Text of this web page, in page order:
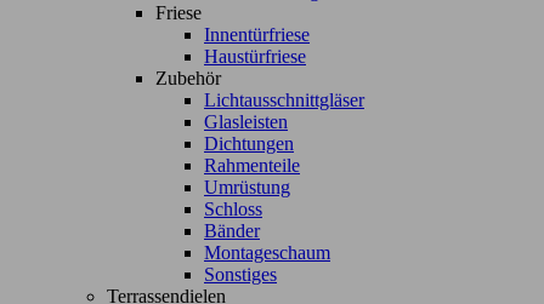
Friese
Innentürfriese
Haustürfriese
Zubehör
Lichtausschnittgläser
Glasleisten
Dichtungen
Rahmenteile
Umrüstung
Schloss
Bänder
Montageschaum
Sonstiges
Terrassendielen